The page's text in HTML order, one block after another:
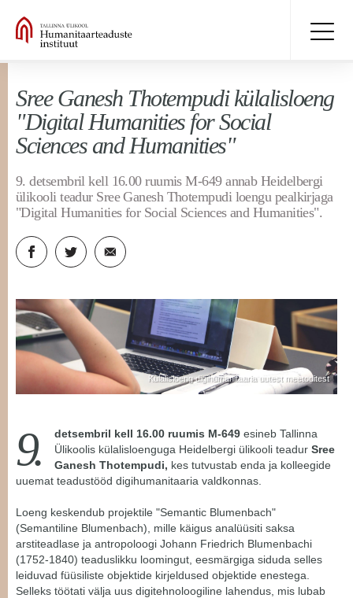
Sree Ganesh Thotempudi külalisloeng
"Digital Humanities for Social
Sciences and Humanities"
9. detsembril kell 16.00 ruumis M-649 annab Heidelbergi
ülikooli teadur Sree Ganesh Thotempudi loengu pealkirjaga
"Digital Humanities for Social Sciences and Humanities".
Külalisloeng digihumanitaaria uutest meetoditest
9. detsembril kell 16.00 ruumis M-649 esineb Tallinna
Ülikoolis külalisloenguga Heidelbergi ülikooli teadur Sree
Ganesh Thotempudi, kes tutvustab enda ja kolleegide
uuemat teadustööd digihumanitaaria valdkonnas.
Loeng keskendub projektile "Semantic Blumenbach"
(Semantiline Blumenbach), mille käigus analüüsiti saksa
arstiteadlase ja antropoloogi Johann Friedrich Blumenbachi
(1752-1840) teaduslikku loomingut, eesmärgiga siduda selles
leiduvad füüsiliste objektide kirjeldused objektide enestega.
Selleks töötati välja uus digitehnoloogiline lahendus, mis lubab